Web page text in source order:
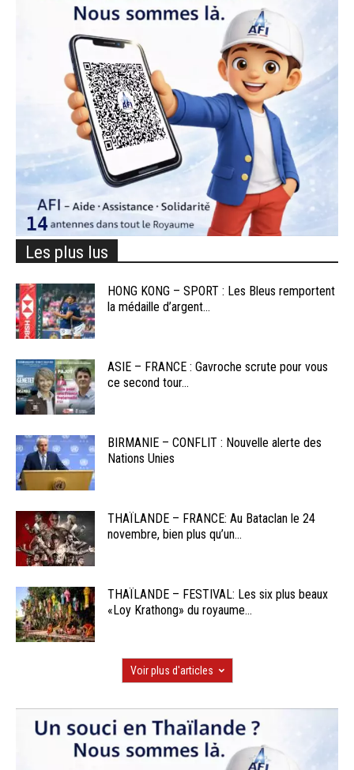
Les plus lus
HONG KONG – SPORT : Les Bleus remportent
la médaille d’argent...
ASIE – FRANCE : Gavroche scrute pour vous
ce second tour...
BIRMANIE – CONFLIT : Nouvelle alerte des
Nations Unies
THAÏLANDE – FRANCE: Au Bataclan le 24
novembre, bien plus qu’un...
THAÏLANDE – FESTIVAL: Les six plus beaux
«Loy Krathong» du royaume...
Voir plus d'articles